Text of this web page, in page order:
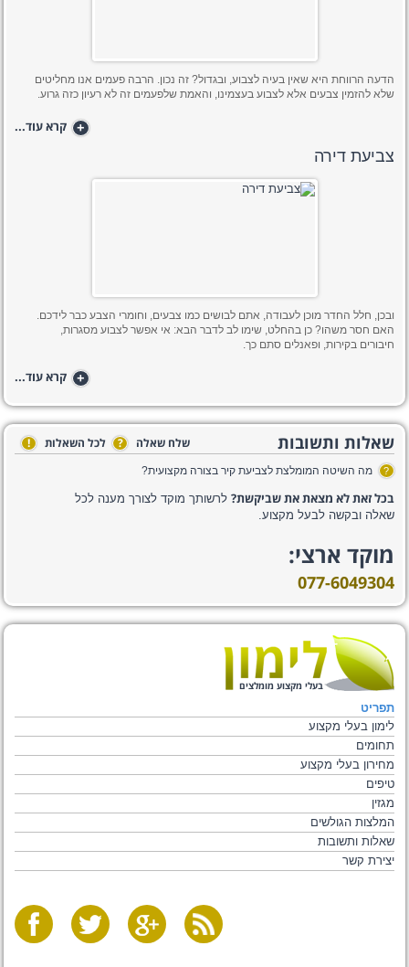
הדעה הרווחת היא שאין בעיה לצבוע, ובגדול? זה נכון. הרבה פעמים אנו מחליטים
שלא להזמין צבעים אלא לצבוע בעצמינו, והאמת שלפעמים זה לא רעיון כזה גרוע.
+ קרא עוד...
צביעת דירה
ובכן, חלל החדר מוכן לעבודה, אתם לבושים כמו צבעים, וחומרי הצבע כבר לידכם.
האם חסר משהו? כן בהחלט, שימו לב לדבר הבא: אי אפשר לצבוע מסגרות,
חיבורים בקירות, ופאנלים סתם כך.
+ קרא עוד...
שאלות ותשובות לכל השאלות ! שלח שאלה ?
? מה השיטה המומלצת לצביעת קיר בצורה מקצועית?
בכל זאת לא מצאת את שביקשת? לרשותך מוקד לצורך מענה לכל
שאלה ובקשה לבעל מקצוע.
מוקד ארצי:
077-6049304
בעלי מקצוע מומלצים
תפריט
לימון בעלי מקצוע
תחומים
מחירון בעלי מקצוע
טיפים
מגזין
המלצות הגולשים
שאלות ותשובות
יצירת קשר